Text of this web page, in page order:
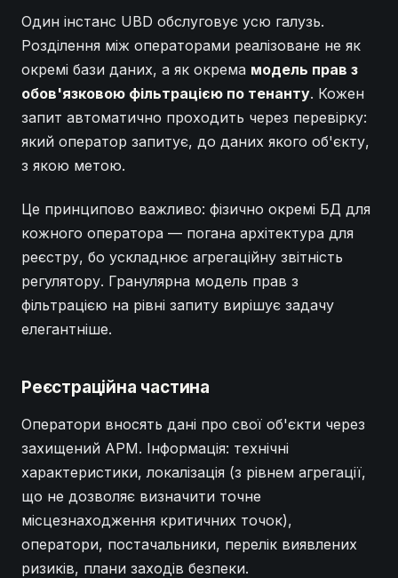
Один інстанс UBD обслуговує усю галузь.
Розділення між операторами реалізоване не як
окремі бази даних, а як окрема модель прав з
обов'язковою фільтрацією по тенанту. Кожен
запит автоматично проходить через перевірку:
який оператор запитує, до даних якого об'єкту,
з якою метою.
Це принципово важливо: фізично окремі БД для
кожного оператора — погана архітектура для
реєстру, бо ускладнює агрегаційну звітність
регулятору. Гранулярна модель прав з
фільтрацією на рівні запиту вирішує задачу
елегантніше.
Реєстраційна частина
Оператори вносять дані про свої об'єкти через
захищений АРМ. Інформація: технічні
характеристики, локалізація (з рівнем агрегації,
що не дозволяє визначити точне
місцезнаходження критичних точок),
оператори, постачальники, перелік виявлених
ризиків, плани заходів безпеки.